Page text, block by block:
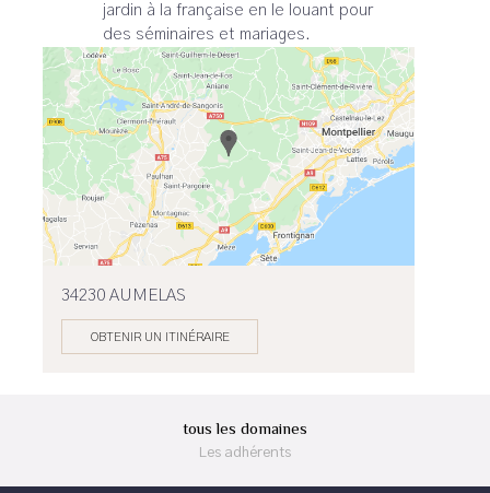
jardin à la française en le louant pour
des séminaires et mariages.
34230 AUMELAS
OBTENIR UN ITINÉRAIRE
tous les domaines
Les adhérents